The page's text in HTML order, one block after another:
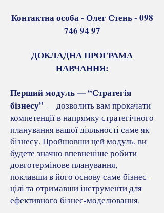
Контактна особа - Олег Стень - 098
746 94 97
ДОКЛАДНА ПРОГРАМА
НАВЧАННЯ:
Перший модуль — “Стратегія
бізнесу” — дозволить вам прокачати
компетенції в напрямку стратегічного
планування вашої діяльності саме як
бізнесу. Пройшовши цей модуль, ви
будете значно впевненіше робити
довготермінове планування,
поклавши в його основу саме бізнес-
цілі та отримавши інструменти для
ефективного бізнес-моделювання.